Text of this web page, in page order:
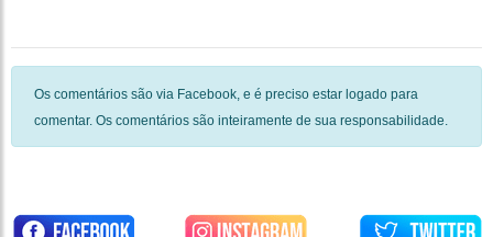
Os comentários são via Facebook, e é preciso estar logado para
comentar. Os comentários são inteiramente de sua responsabilidade.